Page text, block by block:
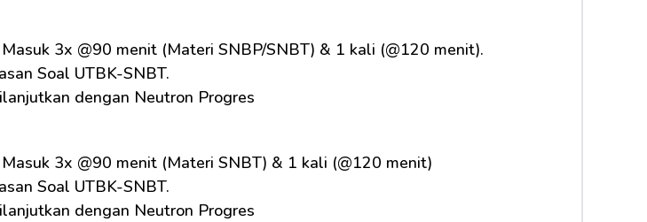
3x @90 menit (Materi SNBP/SNBT) & 1 kali (@120 menit).
Soal UTBK-SNBT.
dengan Neutron Progres
3x @90 menit (Materi SNBT) & 1 kali (@120 menit)
Soal UTBK-SNBT.
dengan Neutron Progres